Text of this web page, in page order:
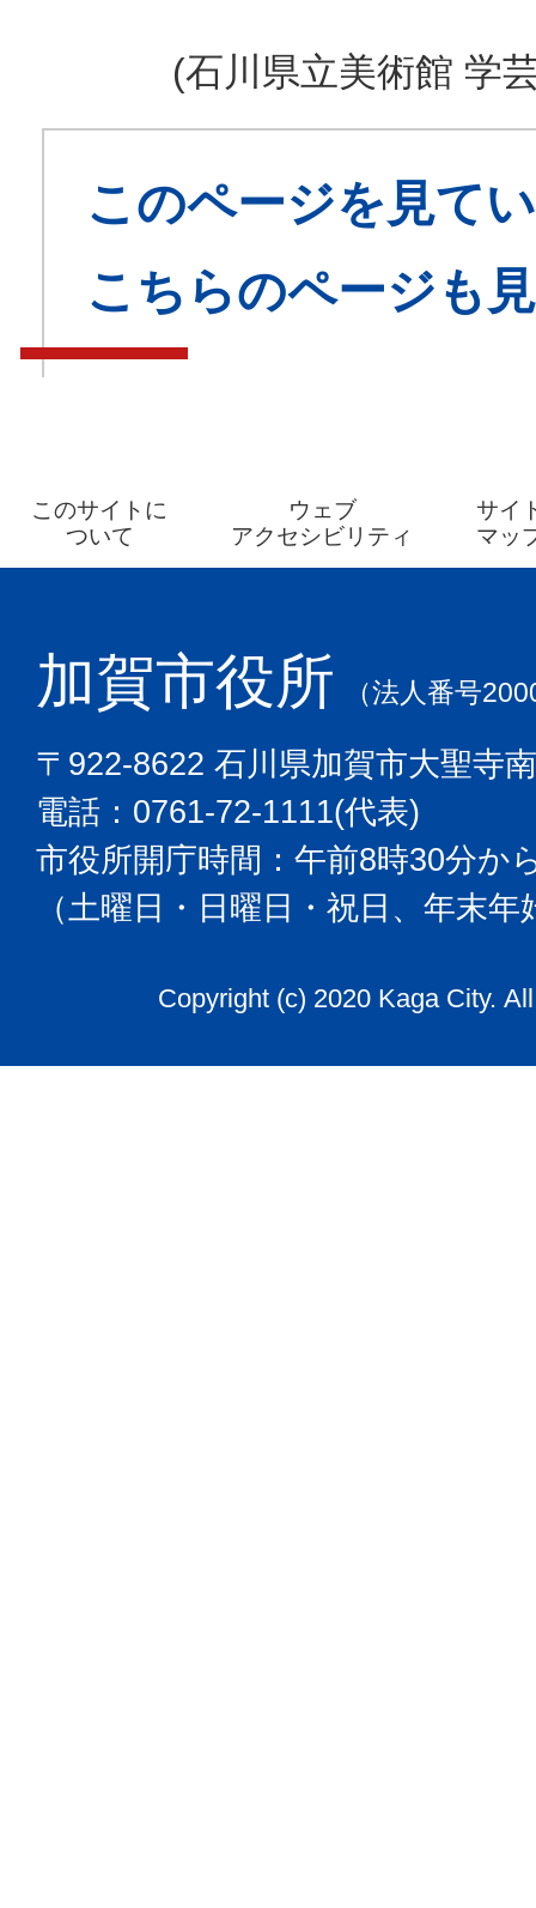
(石川県立美術館 学
このページを見て
こちらのページも
このサイトに
ついて
ウェブ
アクセシビリティ
サイ
マッ
加賀市役所 （法人番号
〒922-8622 石川県加賀市大聖寺
電話：0761-72-1111(代表)
市役所開庁時間：午前8時30分か
（土曜日・日曜日・祝日、年末
Copyright (c) 2020 Kaga City.